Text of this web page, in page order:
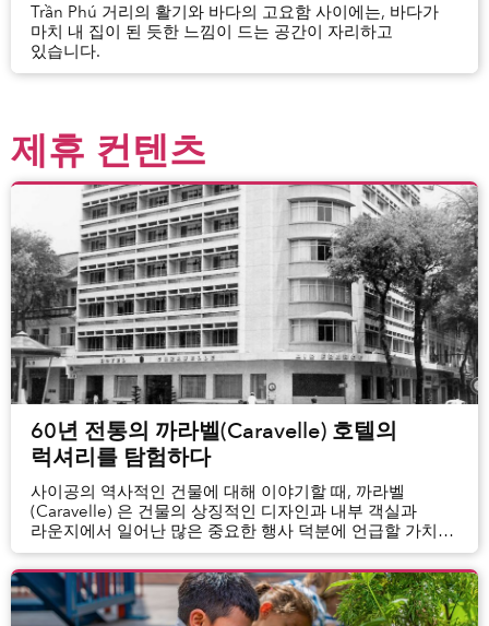
Trần Phú 거리의 활기와 바다의 고요함 사이에는, 바다가
마치 내 집이 된 듯한 느낌이 드는 공간이 자리하고
있습니다.
제휴 컨텐츠
60년 전통의 까라벨(Caravelle) 호텔의
럭셔리를 탐험하다
사이공의 역사적인 건물에 대해 이야기할 때, 까라벨
(Caravelle) 은 건물의 상징적인 디자인과 내부 객실과
라운지에서 일어난 많은 중요한 행사 덕분에 언급할 가치가
있다. 이 럭셔리 호텔의 60 번째 생일을 맞아, 특정 연령층의
사람들이 까라벨이라는...